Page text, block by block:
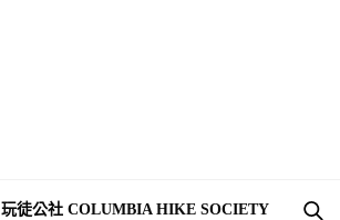
玩徒公社 COLUMBIA HIKE SOCIETY